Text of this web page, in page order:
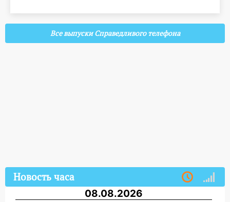
Все выпуски Справедливого телефона
Новость часа
08.08.2026